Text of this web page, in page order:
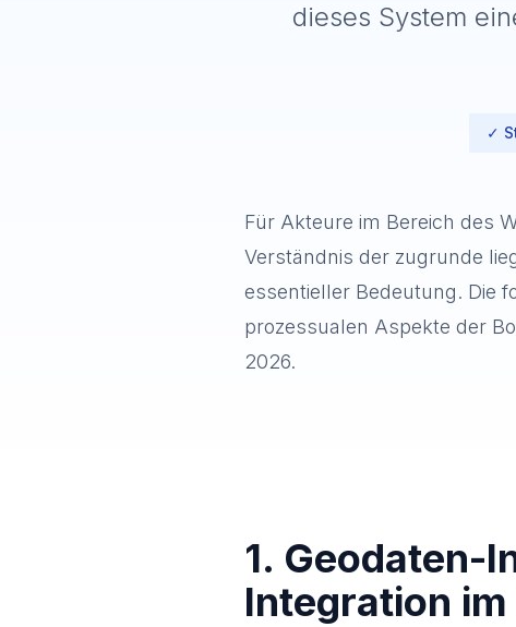
dieses System
✓
Für Akteure im Bereich des
Verständnis der zugrunde
essentieller Bedeutung. Die
prozessualen Aspekte der
2026.
1. Geodaten-
Integration